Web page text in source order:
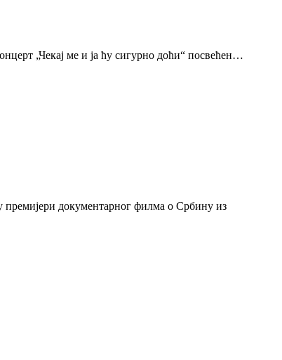
„Чекај ме и ја ћу сигурно доћи“ посвећен…
премијери документарног филма о Србину из